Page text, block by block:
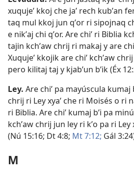
xuqujeʼ kkoj che jaʼ rech kubʼan
taq mul kkoj jun qʼor ri sipojnaq
e nikʼaj chi qʼor. Are chiʼ ri Biblia
tajin kchʼaw chrij ri makaj y are
Xuqujeʼ kkojik are chiʼ kchʼaw
pero kilitaj taj y kjabʼun bʼik (Éx
Ley. Are chiʼ pa mayúscula kumaj
chrij ri Ley xyaʼ che ri Moisés o ri
ri Biblia. Are chiʼ kumaj bʼi pa
kchʼaw chrij jun ley ri kʼo pa ri Ley
(Nú 15:16; Dt 4:8; Mt 7:12; Gál 3:24
M